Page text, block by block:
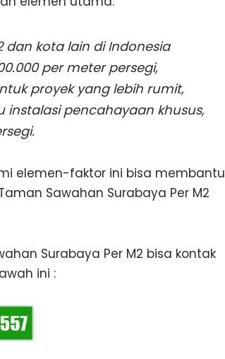
dan kota lain di Indonesia
per meter persegi,
proyek yang lebih rumit,
pencahayaan khusus,
elemen-faktor ini bisa membantu
Sawahan Surabaya Per M2
Surabaya Per M2 bisa kontak
ini :